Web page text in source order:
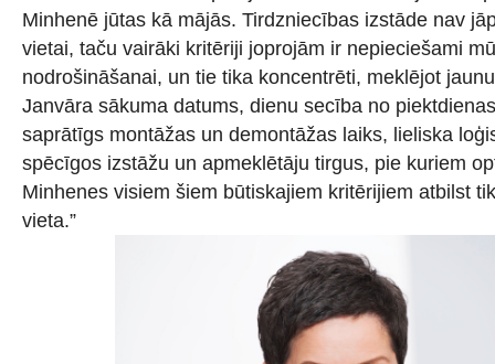
Minhenē jūtas kā mājās. Tirdzniecības izstāde nav
vietai, taču vairāki kritēriji joprojām ir nepieciešami
nodrošināšanai, un tie tika koncentrēti, meklējot
Janvāra sākuma datums, dienu secība no
saprātīgs montāžas un demontāžas laiks, lieliska
spēcīgos izstāžu un apmeklētāju tirgus, pie kuriem
Minhenes visiem šiem būtiskajiem kritērijiem atbilst
vieta.”